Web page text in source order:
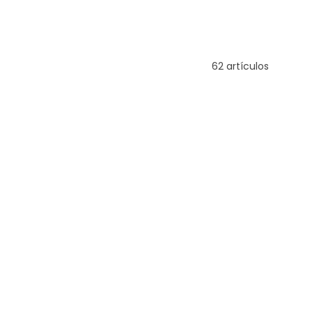
62 artículos